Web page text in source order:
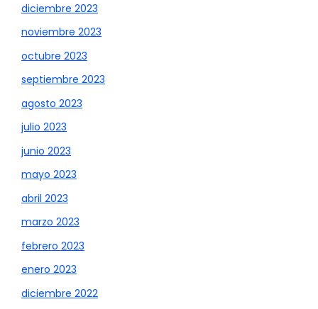
diciembre 2023
noviembre 2023
octubre 2023
septiembre 2023
agosto 2023
julio 2023
junio 2023
mayo 2023
abril 2023
marzo 2023
febrero 2023
enero 2023
diciembre 2022